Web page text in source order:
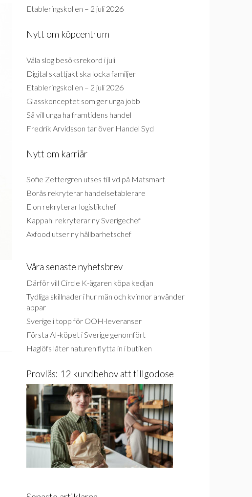
Etableringskollen – 2 juli 2026
Nytt om köpcentrum
Väla slog besöksrekord i juli
Digital skattjakt ska locka familjer
Etableringskollen – 2 juli 2026
Glasskonceptet som ger unga jobb
Så vill unga ha framtidens handel
Fredrik Arvidsson tar över Handel Syd
Nytt om karriär
Sofie Zettergren utses till vd på Matsmart
Borås rekryterar handelsetablerare
Elon rekryterar logistikchef
Kappahl rekryterar ny Sverigechef
Axfood utser ny hållbarhetschef
Våra senaste nyhetsbrev
Därför vill Circle K-ägaren köpa kedjan
Tydliga skillnader i hur män och kvinnor använder
appar
Sverige i topp för OOH-leveranser
Första AI-köpet i Sverige genomfört
Haglöfs låter naturen flytta in i butiken
Provläs: 12 kundbehov att tillgodose